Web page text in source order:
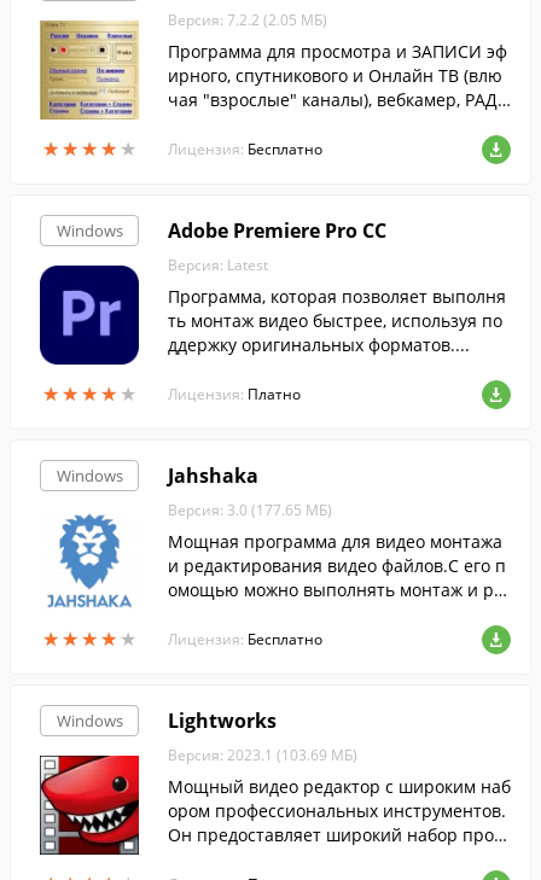
★★★★★
★★★★★
Версия: 7.2.2 (2.05 МБ)
Программа для просмотра и ЗАПИСИ эф
ирного, спутникового и Онлайн ТВ (влю
чая "взрослые" каналы), вебкамер, РАДИ
маемых через ТВ и спутниковый тюнер.
Лицензия: Бесплатно
Windows
★★★★ ★
★★★★ ★
Adobe Premiere Pro CC
Версия: Latest
Программа, которая позволяет выполня
ть монтаж видео быстрее, используя по
ддержку оригинальных форматов....
Лицензия: Платно
Windows
★★★★★
★★★★★
Jahshaka
Версия: 3.0 (177.65 МБ)
Мощная программа для видео монтажа
и редактирования видео файлов.С его п
омощью можно выполнять монтаж и ре
3D или 2D анимацию и пр.
Лицензия: Бесплатно
Windows Lightworks
Версия: 2023.1 (103.69 МБ)
Мощный видео редактор с широким наб
ором профессиональных инструментов.
Он предоставляет широкий набор прод